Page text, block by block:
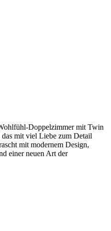
Doppelzimmer mit Twin
mit viel Liebe zum Detail
mit modernem Design,
einer neuen Art der